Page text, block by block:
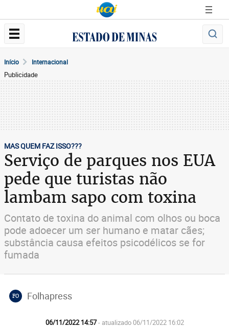
Início Internacional
Publicidade
MAS QUEM FAZ ISSO???
Serviço de parques nos EUA
pede que turistas não
lambam sapo com toxina
Contato de toxina do animal com olhos ou boca
pode adoecer um ser humano e matar cães;
substância causa efeitos psicodélicos se for
fumada
FO Folhapress
06/11/2022 14:57- atualizado 06/11/2022 16:02